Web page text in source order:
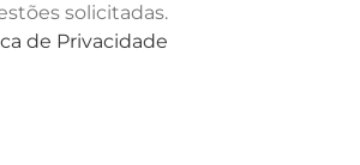
solicitadas.
de Privacidade